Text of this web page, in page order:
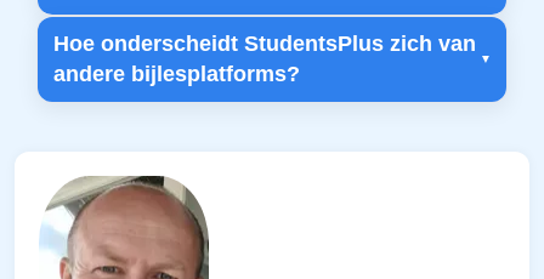
Hoe onderscheidt StudentsPlus zich van
andere bijlesplatforms?